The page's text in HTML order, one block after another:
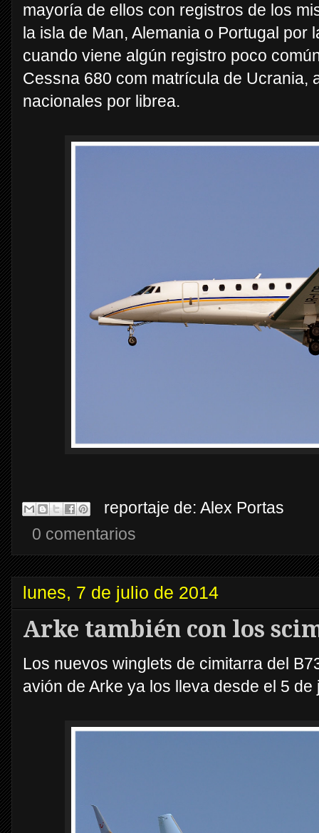
mayoría de ellos con registros de los
la isla de Man, Alemania o Portugal
cuando viene algún registro poco
Cessna 680 com matrícula de Ucrania,
nacionales por librea.
reportaje de: Alex Portas
0 comentarios
lunes, 7 de julio de 2014
Arke también con los
Los nuevos winglets de cimitarra del
avión de Arke ya los lleva desde el 5 de